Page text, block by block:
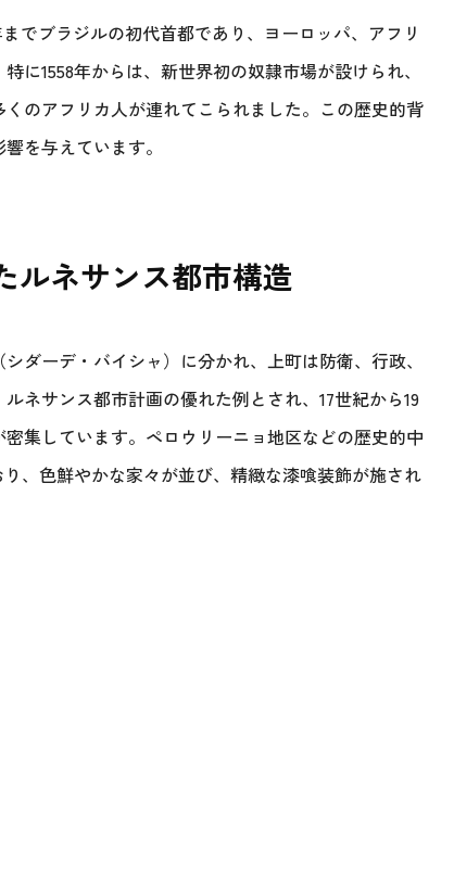
でブラジルの初代首都であり、ヨーロッパ、アフリ
に1558年からは、新世界初の奴隷市場が設けられ、
のアフリカ人が連れてこられました。​この歴史的背
を与えています。
ルネサンス都市構造
ダーデ・バイシャ）に分かれ、上町は防衛、行政、
ネサンス都市計画の優れた例とされ、17世紀から19
集しています。​ペロウリーニョ地区などの歴史的中
、色鮮やかな家々が並び、精緻な漆喰装飾が施され